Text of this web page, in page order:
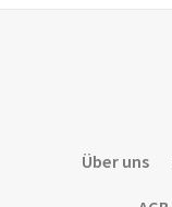
Über uns